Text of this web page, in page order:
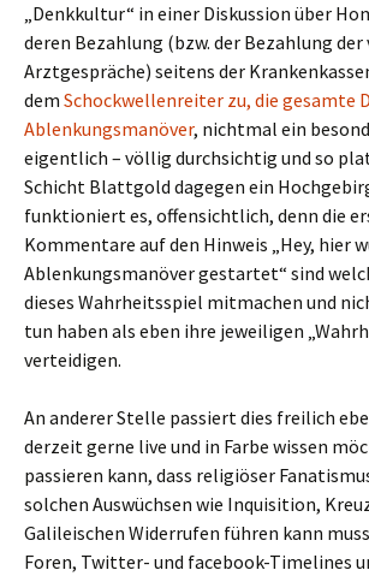
„Denkkultur“ in einer Diskussion über
deren Bezahlung (bzw. der Bezahlung
Arztgespräche) seitens der
dem Schockwellenreiter zu, die gesamte
Ablenkungsmanöver, nichtmal ein
eigentlich – völlig durchsichtig und so
Schicht Blattgold dagegen ein
funktioniert es, offensichtlich, denn die
Kommentare auf den Hinweis „Hey, hier
Ablenkungsmanöver gestartet“ sind
dieses Wahrheitsspiel mitmachen und
tun haben als eben ihre jeweiligen
verteidigen.
An anderer Stelle passiert dies freilich
derzeit gerne live und in Farbe wissen
passieren kann, dass religiöser
solchen Auswüchsen wie Inquisition,
Galileischen Widerrufen führen kann
Foren, Twitter- und facebook-Timelines